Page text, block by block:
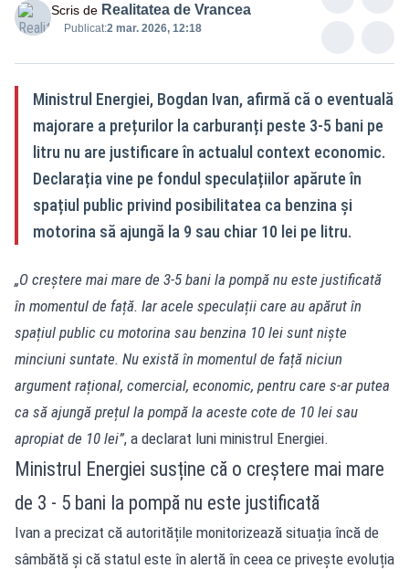
Scris de Realitatea de Vrancea
Publicat:2 mar. 2026, 12:18
Ministrul Energiei, Bogdan Ivan, afirmă că o eventuală
majorare a prețurilor la carburanți peste 3-5 bani pe
litru nu are justificare în actualul context economic.
Declarația vine pe fondul speculațiilor apărute în
spațiul public privind posibilitatea ca benzina și
motorina să ajungă la 9 sau chiar 10 lei pe litru.
„O creștere mai mare de 3-5 bani la pompă nu este justificată
în momentul de față. Iar acele speculații care au apărut în
spațiul public cu motorina sau benzina 10 lei sunt niște
minciuni suntate. Nu există în momentul de față niciun
argument rațional, comercial, economic, pentru care s-ar putea
ca să ajungă prețul la pompă la aceste cote de 10 lei sau
apropiat de 10 lei”, a declarat luni ministrul Energiei.
Ministrul Energiei susține că o creștere mai mare
de 3 - 5 bani la pompă nu este justificată
Ivan a precizat că autoritățile monitorizează situația încă de
sâmbătă și că statul este în alertă în ceea ce privește evoluția